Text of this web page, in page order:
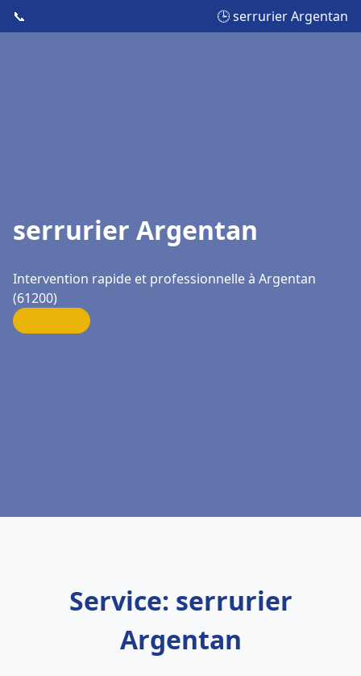
📞 🕒 serrurier Argentan
serrurier Argentan
Intervention rapide et professionnelle à Argentan
(61200)
Service: serrurier
Argentan